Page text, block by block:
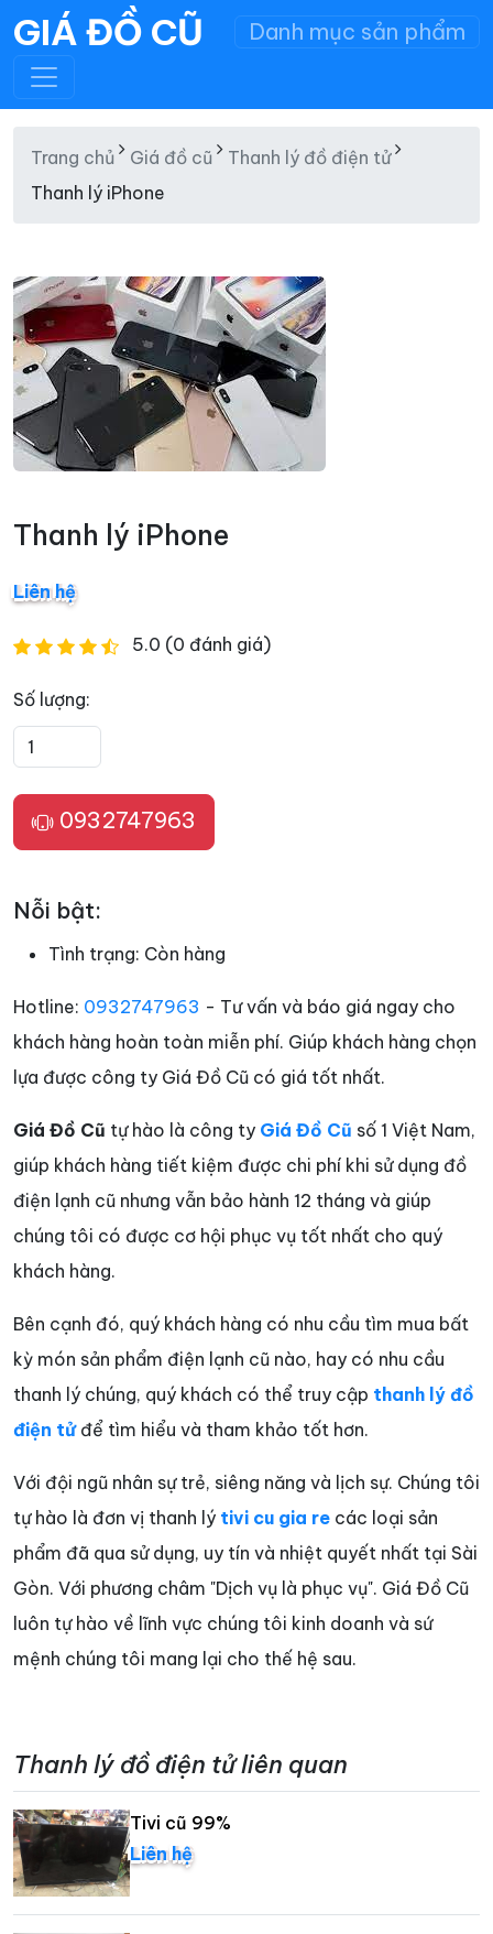
GIÁ ĐỒ CŨ Danh mục sản phẩm
Trang chủ Giá đồ cũ
Thanh lý đồ điện tử
Thanh lý iPhone
Thanh lý iPhone
Liên hệ
5.0 (0 đánh giá)
Số lượng:
0932747963
Nỗi bật:
Tình trạng: Còn hàng
Hotline: 0932747963 - Tư vấn và báo giá ngay cho
khách hàng hoàn toàn miễn phí. Giúp khách hàng chọn
lựa được công ty Giá Đồ Cũ có giá tốt nhất.
Giá Đồ Cũ tự hào là công ty Giá Đồ Cũ số 1 Việt Nam,
giúp khách hàng tiết kiệm được chi phí khi sử dụng đồ
điện lạnh cũ nhưng vẫn bảo hành 12 tháng và giúp
chúng tôi có được cơ hội phục vụ tốt nhất cho quý
khách hàng.
Bên cạnh đó, quý khách hàng có nhu cầu tìm mua bất
kỳ món sản phẩm điện lạnh cũ nào, hay có nhu cầu
thanh lý chúng, quý khách có thể truy cập thanh lý đồ
điện tửđể tìm hiểu và tham khảo tốt hơn.
Với đội ngũ nhân sự trẻ, siêng năng và lịch sự. Chúng tôi
tự hào là đơn vị thanh lý tivi cu gia re các loại sản
phẩm đã qua sử dụng, uy tín và nhiệt quyết nhất tại Sài
Gòn. Với phương châm "Dịch vụ là phục vụ". Giá Đồ Cũ
luôn tự hào về lĩnh vực chúng tôi kinh doanh và sứ
mệnh chúng tôi mang lại cho thế hệ sau.
Thanh lý đồ điện tử liên quan
Tivi cũ 99%
Liên hệ